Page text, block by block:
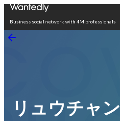
Business social network with 4M professionals
リュウチャン